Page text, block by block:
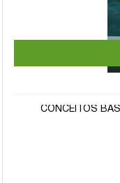
CONCEITOS